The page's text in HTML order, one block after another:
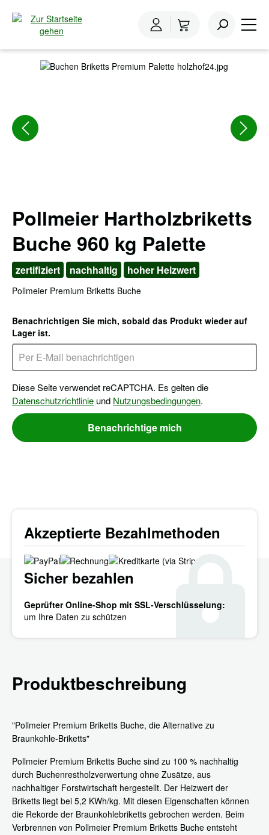
springen
Home Holzbriketts Holzbriketts Buche
Bildergalerie überspringen
Pollmeier Hartholzbriketts
Buche 960 kg Palette
zertifiziert nachhaltig hoher Heizwert
Pollmeier Premium Briketts Buche
Benachrichtigen Sie mich, sobald das Produkt wieder auf
Lager ist.
Diese Seite verwendet reCAPTCHA. Es gelten die
Datenschutzrichtlinie und Nutzungsbedingungen.
Benachrichtige mich
Akzeptierte Bezahlmethoden
Sicher bezahlen
Geprüfter Online-Shop mit SSL-Verschlüsselung:
um Ihre Daten zu schützen
Produktbeschreibung
"Pollmeier Premium Briketts Buche, die Alternative zu
Braunkohle-Briketts"
Pollmeier Premium Briketts Buche sind zu 100 % nachhaltig
durch Buchenrestholzverwertung ohne Zusätze, aus
nachhaltiger Forstwirtschaft hergestellt. Der Heizwert der
Briketts liegt bei 5,2 KWh/kg. Mit diesen Eigenschaften können
die Rekorde der Braunkohlebriketts gebrochen werden. Beim
Verbrennen von Pollmeier Premium Briketts Buche entsteht